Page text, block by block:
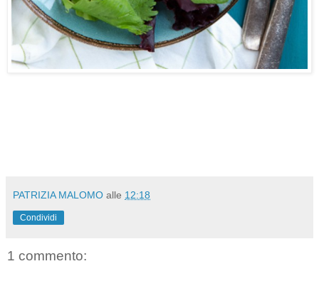
PATRIZIA MALOMO alle 12:18
Condividi
1 commento: